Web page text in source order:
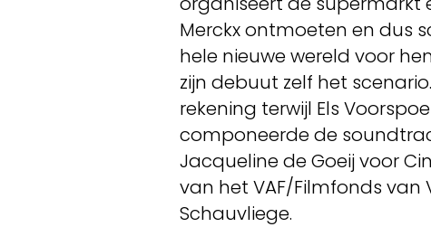
Merckx ontmoeten en dus
hele nieuwe wereld voor
zijn debuut zelf het
rekening terwijl Els
componeerde de
Jacqueline de Goeij voor
van het VAF/Filmfonds
Schauvliege.